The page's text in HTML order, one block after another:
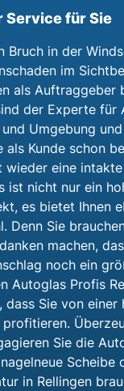
für Sie
Bruch in der
im
als Auftraggeber
der Experte für
Umgebung
als Kunde schon
wieder eine
ist nicht nur ein
es bietet Ihnen
Denn Sie
machen,
noch ein
Autoglas Profis
dass Sie von
Sie die
Scheibe
in Rellingen